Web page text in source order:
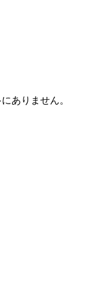
ありません。